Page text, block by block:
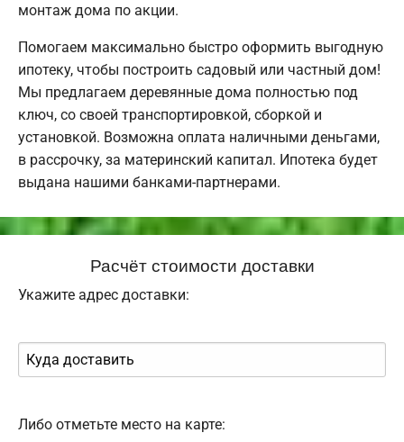
монтаж дома по акции.
Помогаем максимально быстро оформить выгодную
ипотеку, чтобы построить садовый или частный дом!
Мы предлагаем деревянные дома полностью под
ключ, со своей транспортировкой, сборкой и
установкой. Возможна оплата наличными деньгами,
в рассрочку, за материнский капитал. Ипотека будет
выдана нашими банками-партнерами.
Расчёт стоимости доставки
Укажите адрес доставки:
Либо отметьте место на карте: